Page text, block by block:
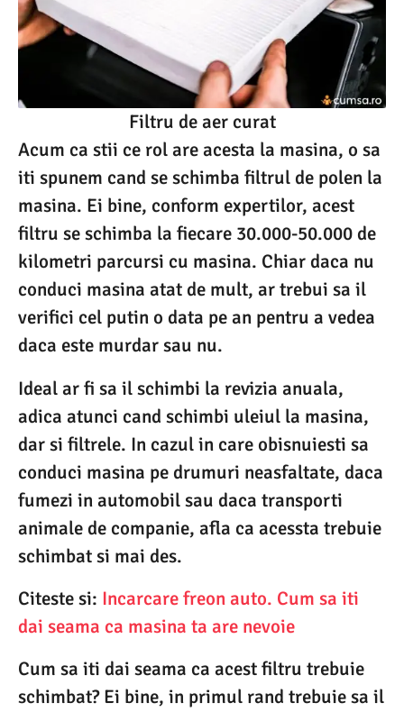
Filtru de aer curat
Acum ca stii ce rol are acesta la masina, o sa
iti spunem cand se schimba filtrul de polen la
masina. Ei bine, conform expertilor, acest
filtru se schimba la fiecare 30.000-50.000 de
kilometri parcursi cu masina. Chiar daca nu
conduci masina atat de mult, ar trebui sa il
verifici cel putin o data pe an pentru a vedea
daca este murdar sau nu.
Ideal ar fi sa il schimbi la revizia anuala,
adica atunci cand schimbi uleiul la masina,
dar si filtrele. In cazul in care obisnuiesti sa
conduci masina pe drumuri neasfaltate, daca
fumezi in automobil sau daca transporti
animale de companie, afla ca acessta trebuie
schimbat si mai des.
Citeste si: Incarcare freon auto. Cum sa iti
dai seama ca masina ta are nevoie
Cum sa iti dai seama ca acest filtru trebuie
schimbat? Ei bine, in primul rand trebuie sa il